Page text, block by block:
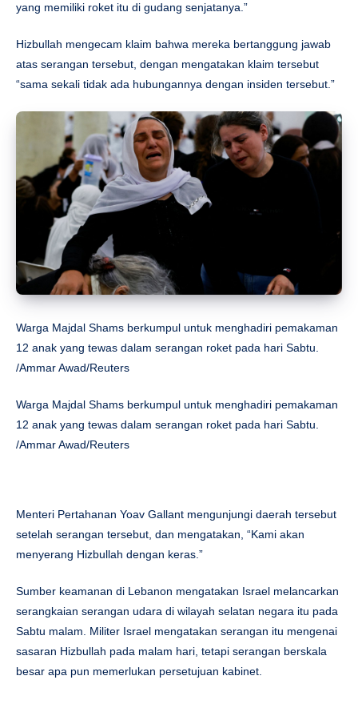
yang memiliki roket itu di gudang senjatanya.”
Hizbullah mengecam klaim bahwa mereka bertanggung jawab
atas serangan tersebut, dengan mengatakan klaim tersebut
“sama sekali tidak ada hubungannya dengan insiden tersebut.”
Warga Majdal Shams berkumpul untuk menghadiri pemakaman
12 anak yang tewas dalam serangan roket pada hari Sabtu.
/Ammar Awad/Reuters
Warga Majdal Shams berkumpul untuk menghadiri pemakaman
12 anak yang tewas dalam serangan roket pada hari Sabtu.
/Ammar Awad/Reuters
Menteri Pertahanan Yoav Gallant mengunjungi daerah tersebut
setelah serangan tersebut, dan mengatakan, “Kami akan
menyerang Hizbullah dengan keras.”
Sumber keamanan di Lebanon mengatakan Israel melancarkan
serangkaian serangan udara di wilayah selatan negara itu pada
Sabtu malam. Militer Israel mengatakan serangan itu mengenai
sasaran Hizbullah pada malam hari, tetapi serangan berskala
besar apa pun memerlukan persetujuan kabinet.